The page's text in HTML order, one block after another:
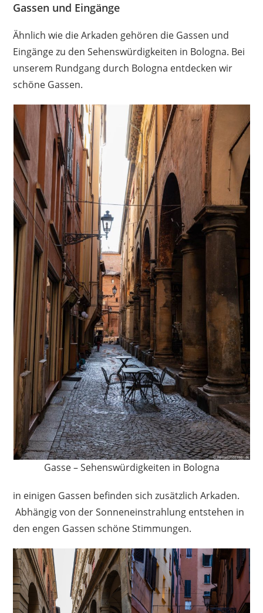
Gassen und Eingänge
Ähnlich wie die Arkaden gehören die Gassen und
Eingänge zu den Sehenswürdigkeiten in Bologna. Bei
unserem Rundgang durch Bologna entdecken wir
schöne Gassen.
Gasse – Sehenswürdigkeiten in Bologna
in einigen Gassen befinden sich zusätzlich Arkaden.
Abhängig von der Sonneneinstrahlung entstehen in
den engen Gassen schöne Stimmungen.